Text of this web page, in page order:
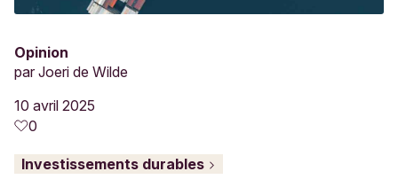
Opinion
par Joeri de Wilde
10 avril 2025
0
Investissements durables